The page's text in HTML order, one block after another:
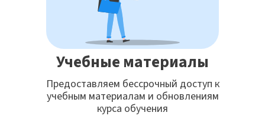
Учебные материалы
Предоставляем бессрочный доступ к
учебным материалам и обновлениям
курса обучения